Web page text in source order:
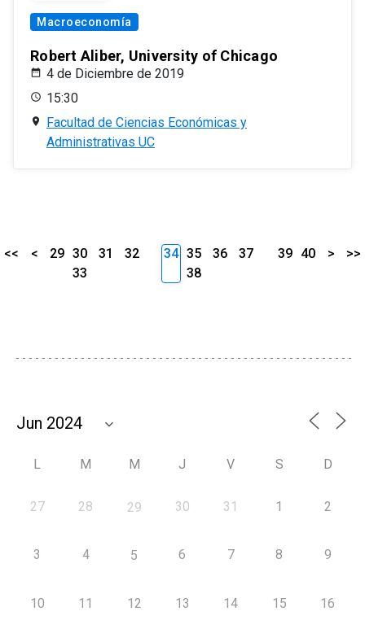
Macroeconomía
Robert Aliber, University of Chicago
4 de Diciembre de 2019
15:30
Facultad de Ciencias Económicas y
Administrativas UC
<< < 29 30 31
32
33
34 35 36
37
38
39 40 > >>
L M M J V S D
27 28 29 30 31 1 2
3 4 5 6 7 8 9
10 11 12 13 14 15 16